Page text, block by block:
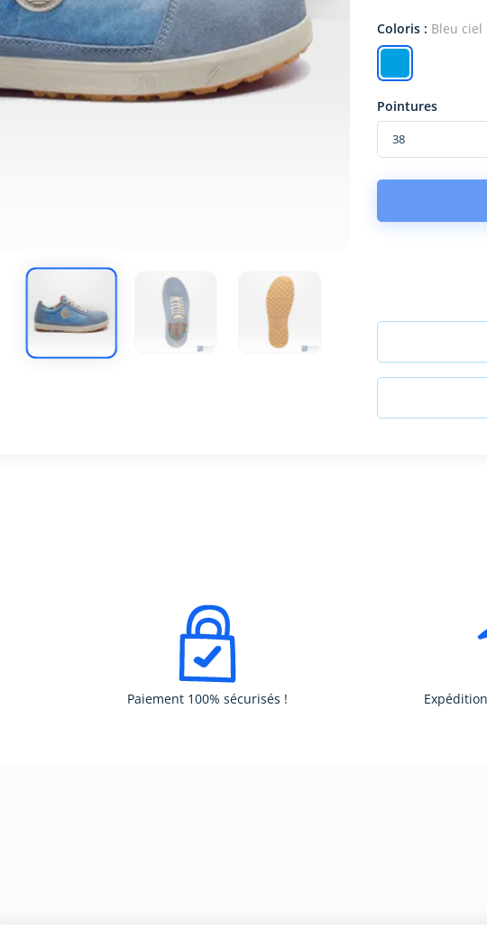
Coloris : Bleu ciel
Pointures
Paiement 100% sécurisés !